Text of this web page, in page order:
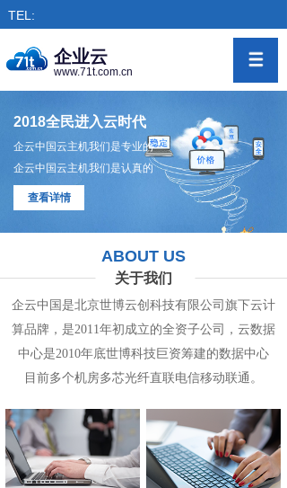
TEL:
企业云
www.71t.com.cn
2018全民进入云时代
企云中国云主机我们是专业的
企云中国云主机我们是认真的
查看详情
ABOUT US
关于我们
企云中国是北京世博云创科技有限公司旗下云计
算品牌，是2011年初成立的全资子公司， 云数据
中心是2010年底世博科技巨资筹建的数据中心
目前多个机房多芯光纤直联电信移动联通。